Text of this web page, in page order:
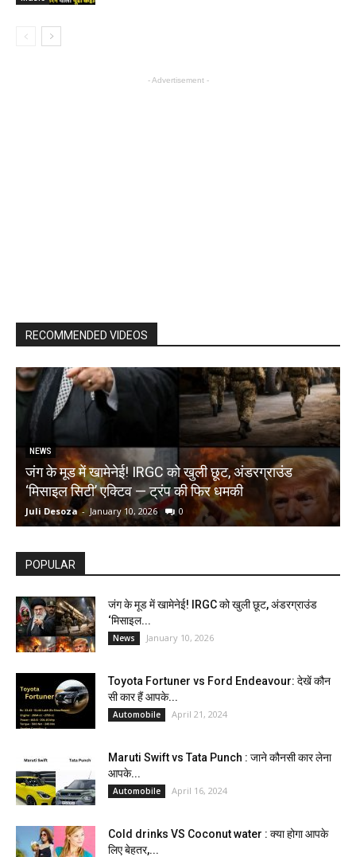
- Advertisement -
RECOMMENDED VIDEOS
NEWS
जंग के मूड में खामेनेई! IRGC को खुली छूट, अंडरग्राउंड
‘मिसाइल सिटी’ एक्टिव — ट्रंप की फिर धमकी
Juli Desoza - January 10, 2026 0
POPULAR
जंग के मूड में खामेनेई! IRGC को खुली छूट, अंडरग्राउंड
‘मिसाइल...
News January 10, 2026
Toyota Fortuner vs Ford Endeavour: देखें कौन
सी कार हैं आपके...
Automobile April 21, 2024
Maruti Swift vs Tata Punch : जाने कौनसी कार लेना
आपके...
Automobile April 16, 2024
Cold drinks VS Coconut water : क्या होगा आपके
लिए बेहतर,...